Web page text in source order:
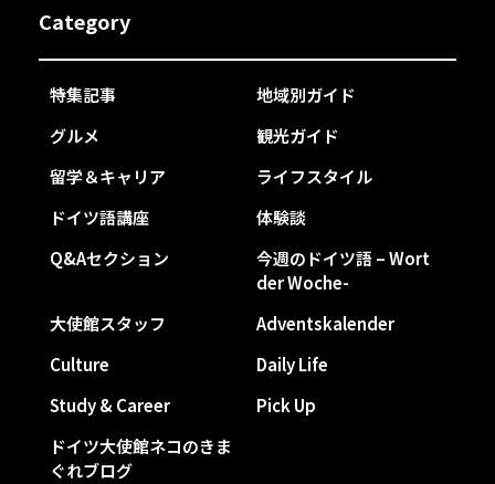
Category
特集記事
地域別ガイド
グルメ
観光ガイド
留学＆キャリア
ライフスタイル
ドイツ語講座
体験談
Q&Aセクション
今週のドイツ語 – Wort
der Woche-
大使館スタッフ
Adventskalender
Culture
Daily Life
Study & Career
Pick Up
ドイツ大使館ネコのきま
ぐれブログ